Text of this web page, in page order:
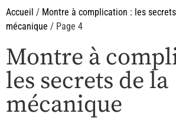
Accueil / Montre à complication : les
mécanique / Page 4
Montre à
les secrets de la
mécanique